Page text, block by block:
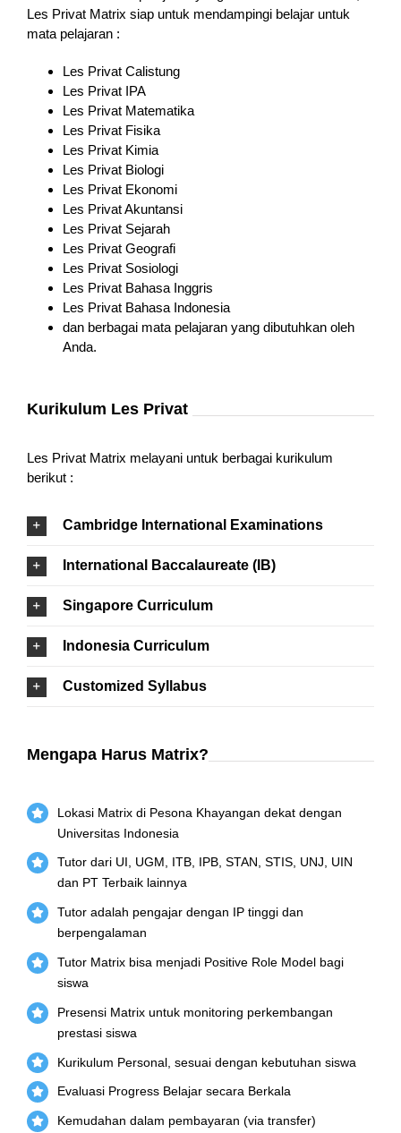
Les Privat Matrix siap untuk mendampingi belajar untuk
mata pelajaran :
Les Privat Calistung
Les Privat IPA
Les Privat Matematika
Les Privat Fisika
Les Privat Kimia
Les Privat Biologi
Les Privat Ekonomi
Les Privat Akuntansi
Les Privat Sejarah
Les Privat Geografi
Les Privat Sosiologi
Les Privat Bahasa Inggris
Les Privat Bahasa Indonesia
dan berbagai mata pelajaran yang dibutuhkan oleh
Anda.
Kurikulum Les Privat
Les Privat Matrix melayani untuk berbagai kurikulum
berikut :
Cambridge International Examinations
International Baccalaureate (IB)
Singapore Curriculum
Indonesia Curriculum
Customized Syllabus
Mengapa Harus Matrix?
Lokasi Matrix di Pesona Khayangan dekat dengan
Universitas Indonesia
Tutor dari UI, UGM, ITB, IPB, STAN, STIS, UNJ, UIN
dan PT Terbaik lainnya
Tutor adalah pengajar dengan IP tinggi dan
berpengalaman
Tutor Matrix bisa menjadi Positive Role Model bagi
siswa
Presensi Matrix untuk monitoring perkembangan
prestasi siswa
Kurikulum Personal, sesuai dengan kebutuhan siswa
Evaluasi Progress Belajar secara Berkala
Kemudahan dalam pembayaran (via transfer)